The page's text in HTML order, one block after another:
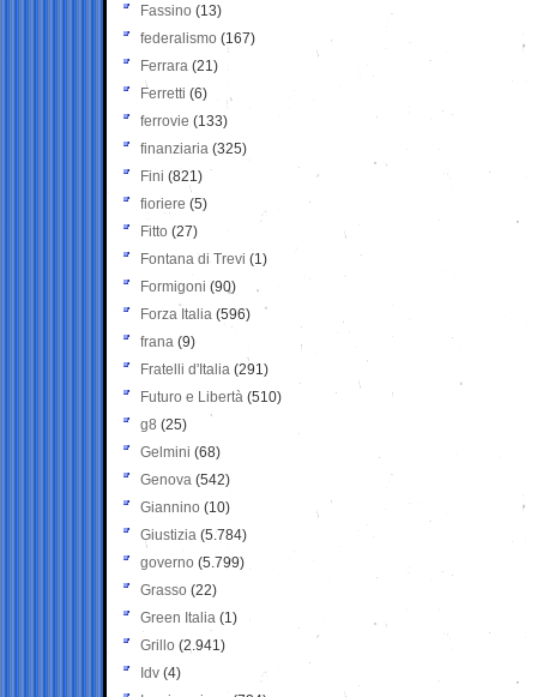
Fassino (13)
federalismo (167)
Ferrara (21)
Ferretti (6)
ferrovie (133)
finanziaria (325)
Fini (821)
fioriere (5)
Fitto (27)
Fontana di Trevi (1)
Formigoni (90)
Forza Italia (596)
frana (9)
Fratelli d'Italia (291)
Futuro e Libertà (510)
g8 (25)
Gelmini (68)
Genova (542)
Giannino (10)
Giustizia (5.784)
governo (5.799)
Grasso (22)
Green Italia (1)
Grillo (2.941)
Idv (4)